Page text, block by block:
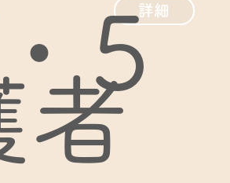
者
詳細
5